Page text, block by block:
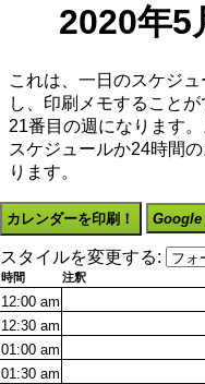
2020年5
これは、一日のスケジ
し、印刷メモすること
21番目の週になります
スケジュールか24時間
ります。
カレンダーを印刷！
スタイルを変更する:
時間 注釈
12:00 am
12:30 am
01:00 am
01:30 am